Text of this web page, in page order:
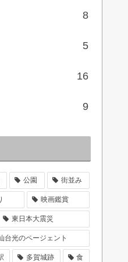
8
5
16
9
公園 街並み
映画鑑賞
東日本大震災
台光のページェント
多賀城跡 食